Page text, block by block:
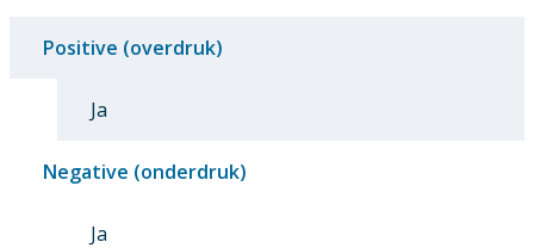
Positive (overdruk)
Ja
Negative (onderdruk)
Ja